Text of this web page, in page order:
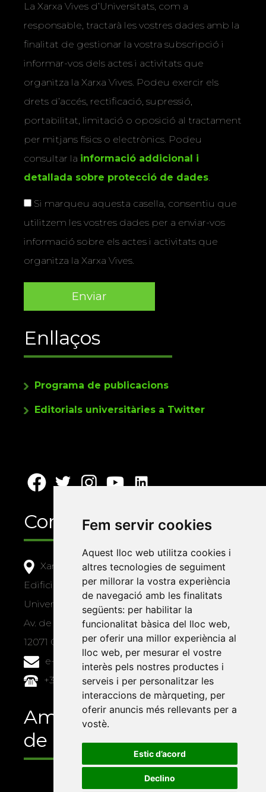
Fem servir cookies
Aquest lloc web utilitza cookies i
altres tecnologies de seguiment
per millorar la vostra experiència
de navegació amb les finalitats
següents: per habilitar la
funcionalitat bàsica del lloc web,
per oferir una millor experiència al
lloc web, per mesurar el vostre
interès pels nostres productes i
serveis i per personalitzar les
interaccions de màrqueting, per
oferir anuncis més rellevants per a
vostè.
Estic d’acord
Declino
La Xarxa Vives d’Universitats, com a
responsable, tractarà les vostres dades amb la
finalitat de gestionar la vostra subscripció i
informar-vos dels actes i activitats que
organitza la Xarxa Vives. Podeu exercir els
drets d’accés, rectificació, supressió,
portabilitat, limitació o oposició al tractament
per mitjans físics o electrònics. Podeu
consultar la informació addicional i
detallada sobre protecció de dades.
Si marqueu aquesta casella, consentiu que
utilitzem les vostres dades per a enviar-vos
informació sobre els actes i activitats que
organitza la Xarxa Vives.
Enllaços
Programa de publicacions
Editorials universitàries a Twitter
Contacte
Xarxa Vives d'Universitats
Edifici Àgora
Universitat Jaume I, local 10
Av. de Vicent Sos Baynat, s/n
12071 Castelló de la Plana
e-buc@vives.org
+34 964 72 89 93
Amb el suport
de